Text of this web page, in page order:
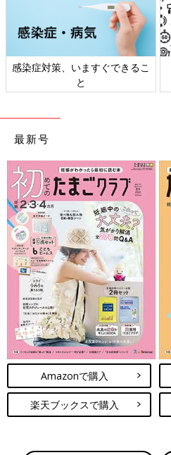
感染症対策、いますぐできるこ
と
最新号
Amazonで購入
楽天ブックスで購入